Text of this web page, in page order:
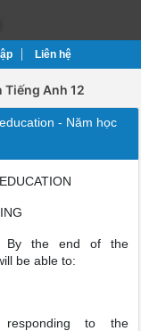
Liên hệ
Tiếng Anh 12
- Năm học
By the end of the
be able to:
to the